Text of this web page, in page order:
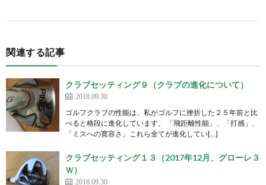
関連する記事
クラブセッティング９（クラブの進化について）
2018.09.30
ゴルフクラブの性能は、私がゴルフに挫折した２５年前と比
べると格段に進化しています。 「飛距離性能」、「打感」、
「ミスへの寛容さ」これら全てが進化してい[…]
クラブセッティング１３（2017年12月、グローレ３
Ｗ）
2018.09.30